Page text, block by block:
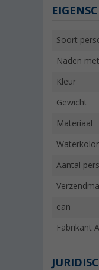
Soort
Naden
Kleur
Gewicht
Materiaal
Aantal
ean
Fabrikant